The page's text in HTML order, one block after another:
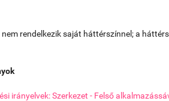
rendelkezik saját háttérszínnel; a
irányelvek: Szerkezet - Felső